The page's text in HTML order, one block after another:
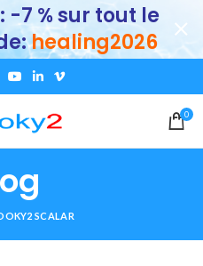
0
SCALAR
-7 % sur tout le
healing2026